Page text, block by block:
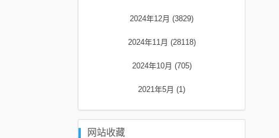
2024年12月 (3829)
2024年11月 (28118)
2024年10月 (705)
2021年5月 (1)
网站收藏